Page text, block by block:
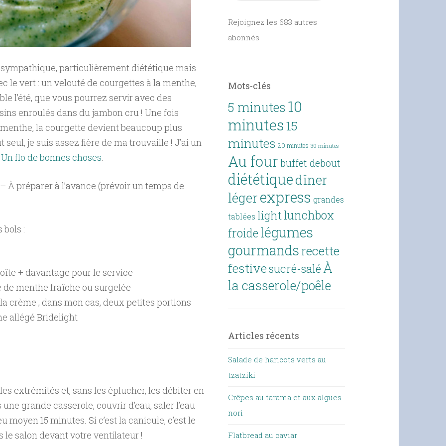
particulièrement diététique mais
le vert : un velouté de courgettes à la menthe,
l’été, que vous pourrez servir avec des
enroulés dans du jambon cru ! Une fois
la courgette devient beaucoup plus
je suis assez fière de ma trouvaille ! J’ai un
Un flo de bonnes choses.
À préparer à l’avance (prévoir un temps de
:
+ davantage pour le service
de menthe fraîche ou surgelée
crème ; dans mon cas, deux petites portions
allégé Bridelight
extrémités et, sans les éplucher, les débiter en
grande casserole, couvrir d’eau, saler l’eau
15 minutes. Si c’est la canicule, c’est le
salon devant votre ventilateur !
Rejoignez les 683 autres
abonnés
Mots-clés
5 minutes 10
minutes15
minutes 20 minutes 30 minutes
Au four buffet debout
diététiquedîner
légerexpress grandes
tablées light lunchbox
froide légumes
gourmandsrecette
festivesucré-salé À
la casserole/poêle
Articles récents
Salade de haricots verts au
tzatziki
Crêpes au tarama et aux algues
nori
Flatbread au caviar